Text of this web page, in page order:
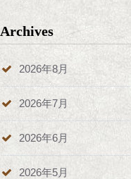
Archives
2026年8月
2026年7月
2026年6月
2026年5月